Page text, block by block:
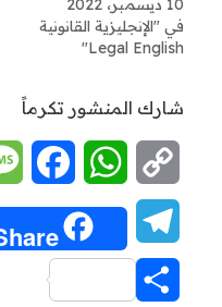
10 ديسمبر، 2022
في "الإنجليزية القانونية
Legal English"
شارك المنشور تكرماً
Copy
Link
WhatsApp
Telegram